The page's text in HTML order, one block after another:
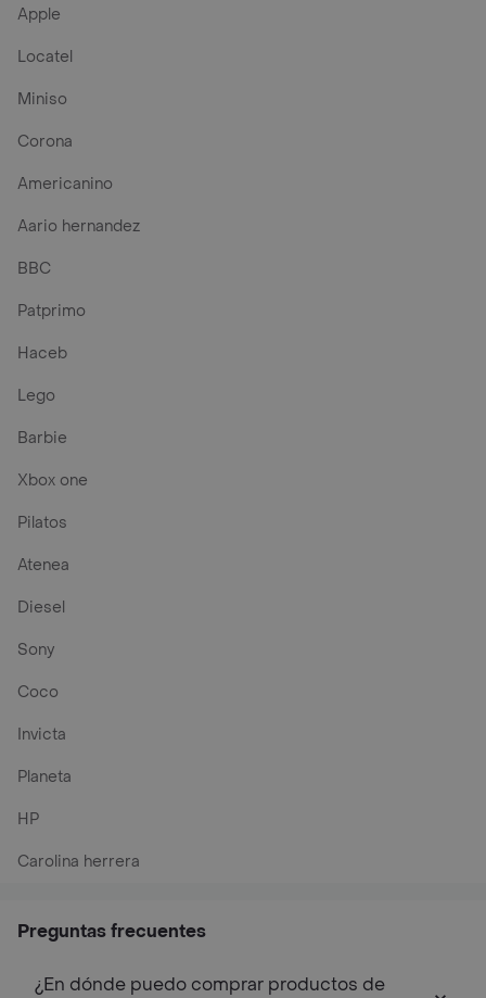
Apple
Locatel
Miniso
Corona
Americanino
Aario hernandez
BBC
Patprimo
Haceb
Lego
Barbie
Xbox one
Pilatos
Atenea
Diesel
Sony
Coco
Invicta
Planeta
HP
Carolina herrera
Preguntas frecuentes
¿En dónde puedo comprar productos de